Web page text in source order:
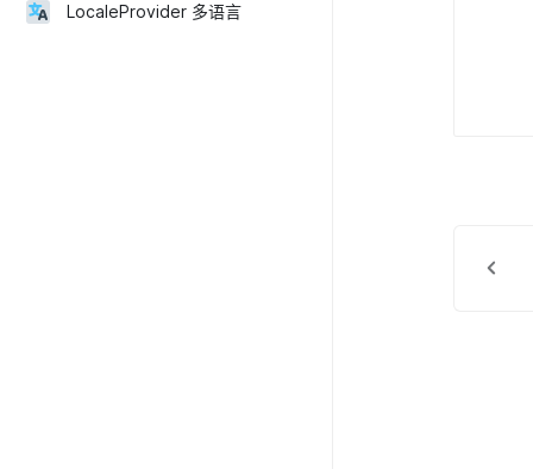
LocaleProvider 多语言